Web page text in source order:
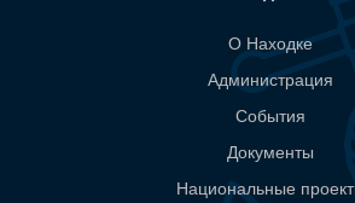
О Находке
Администрация
События
Документы
Национальные